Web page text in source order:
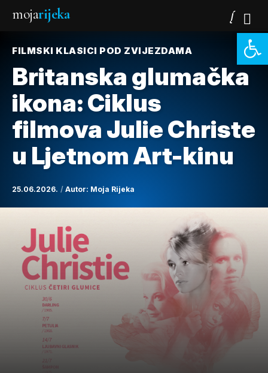
mojarijeka
FILMSKI KLASICI POD ZVIJEZDAMA
Britanska glumačka
ikona: Ciklus
filmova Julie Christe
u Ljetnom Art-kinu
25.06.2026. Autor: Moja Rijeka